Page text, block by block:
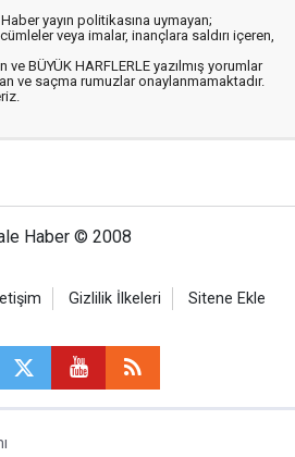
yayın politikasına uymayan;
veya imalar, inançlara saldırı içeren,
BÜYÜK HARFLERLE yazılmış yorumlar
ve saçma rumuzlar onaylanmamaktadır.
Haber © 2008
Gizlilik İlkeleri Sitene Ekle